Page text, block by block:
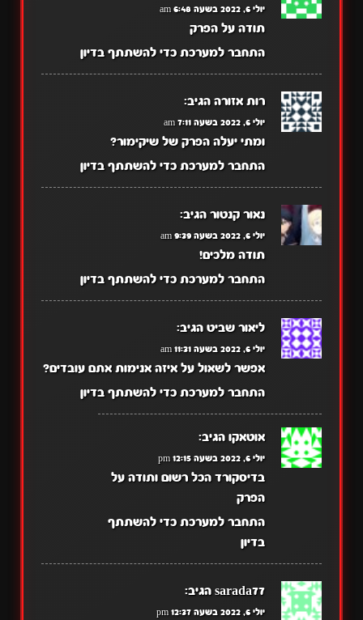
יולי 6, 2022 בשעה 6:48 am
תודה על הפרק
התחבר למערכת כדי להשתתף בדיון
רות אזורה הגיב:
יולי 6, 2022 בשעה 7:11 am
ומתי יעלה הפרק של שיקימור?
התחבר למערכת כדי להשתתף בדיון
נאור קנטור הגיב:
יולי 6, 2022 בשעה 9:39 am
תודה מלכים!
התחבר למערכת כדי להשתתף בדיון
ליאור שביט הגיב:
יולי 6, 2022 בשעה 11:31 am
אפשר לשאול על איזה אנימות אתם עובדים?
התחבר למערכת כדי להשתתף בדיון
אוטאקו הגיב:
יולי 6, 2022 בשעה 12:15 pm
בדיסקורד הכל רשום ותודה על
הפרק
התחבר למערכת כדי להשתתף
בדיון
sarada77 הגיב:
יולי 6, 2022 בשעה 12:37 pm